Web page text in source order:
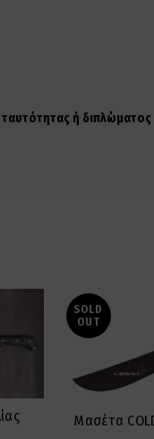
ταυτότητας ή
SOLD
OUT
Μασέτα